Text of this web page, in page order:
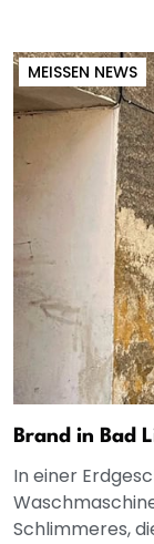
MEISSEN NEWS
Brand in Bad
In einer
Schlimmeres,